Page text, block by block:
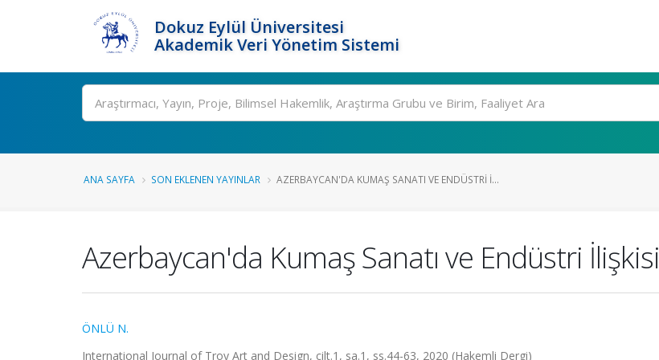
Dokuz Eylül Üniversitesi
Akademik Veri Yönetim Sistemi
Ara
ANA SAYFA SON EKLENEN YAYINLAR AZERBAYCAN'DA KUMAŞ SANATI VE ENDÜSTRI İ...
Azerbaycan'da Kumaş Sanatı ve Endüstri İlişkisi
ÖNLÜ N.
International Journal of Troy Art and Design, cilt.1, sa.1, ss.44-63, 2020 (Hakemli Dergi)